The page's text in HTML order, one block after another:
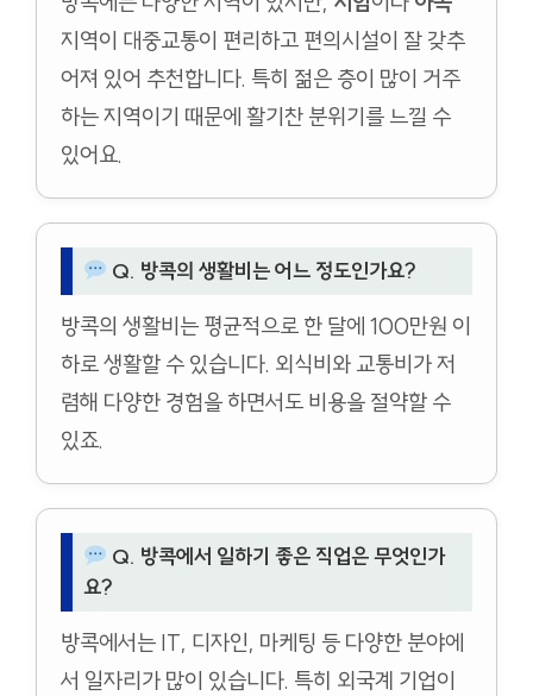
지역이 대중교통이 편리하고 편의시설이 잘 갖추
어져 있어 추천합니다. 특히 젊은 층이 많이 거주
하는 지역이기 때문에 활기찬 분위기를 느낄 수
있어요.
Q. 방콕의 생활비는 어느 정도인가요?
방콕의 생활비는 평균적으로 한 달에 100만원 이
하로 생활할 수 있습니다. 외식비와 교통비가 저
렴해 다양한 경험을 하면서도 비용을 절약할 수
있죠.
Q. 방콕에서 일하기 좋은 직업은 무엇인가
요?
방콕에서는 IT, 디자인, 마케팅 등 다양한 분야에
서 일자리가 많이 있습니다. 특히 외국계 기업이